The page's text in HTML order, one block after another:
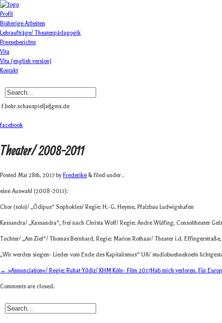
Profil
Bisherige Arbeiten
Lehraufträge/ Theaterpädagogik
Presseberichte
Vita
Vita (english version)
Kontakt
f.bohr.schauspiel[at]gmx.de
facebook
Theater/ 2008-2011
Posted Mai 28th, 2017 byFrederike & filed under .
eine Aus­wahl (2008-2011):
Chor (solo)/ „Ödi­pus“ Sophokles/ Regie: H.-G. Heyme, Pfalz­bau Ludwigshafen
Kassandra/ „Kas­san­dra“, frei nach Christa Wolf/ Regie: Andre Wülfing, Con­sol­thea­ter
Tochter/ „Am Ziel“/ Tho­mas Bern­hard, Regie: Marion Rothaar/ Thea­ter i.d.
„Wir wer­den siegen- Lie­der vom Ende des Kapi­ta­lis­mus“ UA/ stu­dio­bue­h­ne­koeln
← »Annunciation«/ Regie: Ruhat Yildiz/ KHM Köln- Film 2017Hab mich verloren. Für
Comments are closed.